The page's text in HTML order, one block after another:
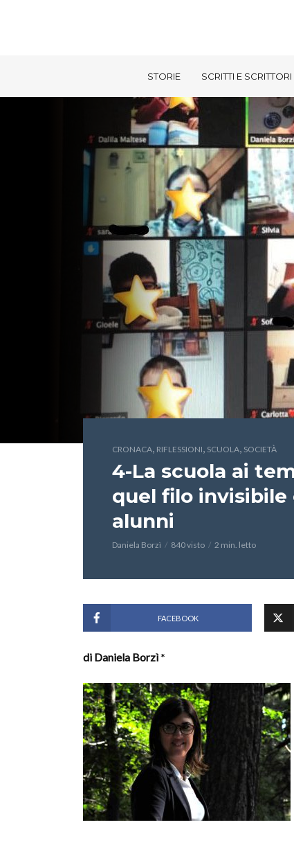
STORIE SCRITTI E SCRITTORI
CRONACA, RIFLESSIONI, SCUOLA, SOCIETÀ
4-La scuola ai
quel filo
alunni
Daniela Borzì 840 visto 2 min. letto
FACEBOOK
di Daniela Borzì*